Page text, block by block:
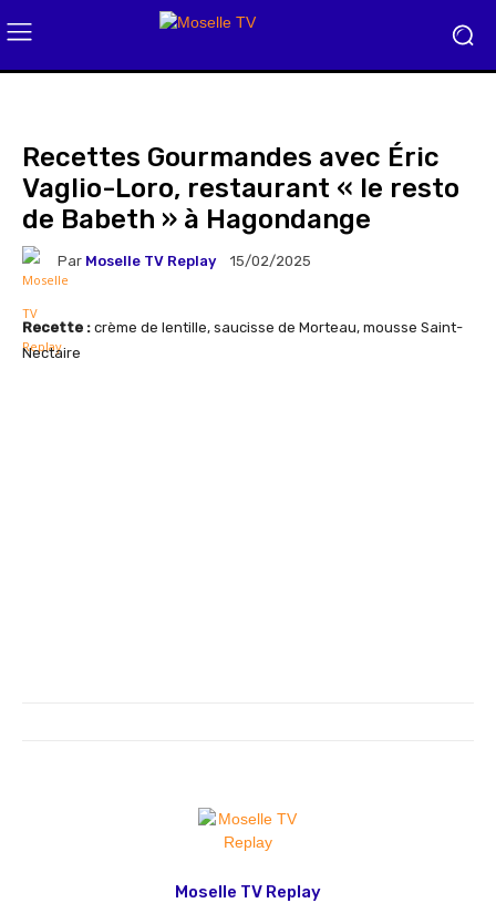
Recettes Gourmandes avec Éric
Vaglio-Loro, restaurant « le resto
de Babeth » à Hagondange
Par Moselle TV Replay 15/02/2025
Recette : crème de lentille, saucisse de Morteau, mousse Saint-
Nectaire
Moselle TV Replay